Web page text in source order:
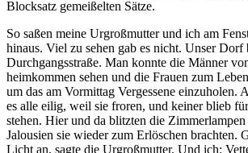
Blocksatz gemeißelten Sätze.
So saßen meine Urgroßmutter und ich am
hinaus. Viel zu sehen gab es nicht. Unser Dorf
Durchgangsstraße. Man konnte die Männer
heimkommen sehen und die Frauen zum
um das am Vormittag Vergessene einzuholen.
es alle eilig, weil sie froren, und keiner blieb
stehen. Hier und da blitzten die
Jalousien sie wieder zum Erlöschen brachten.
Licht an, sagte die Urgroßmutter. Und ich: